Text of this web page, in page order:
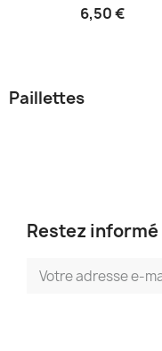
Paillettes
6,50 €
Restez informé